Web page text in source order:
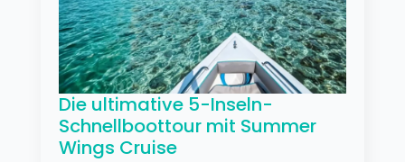
Die ultimative 5-Inseln-
Schnellboottour mit Summer
Wings Cruise